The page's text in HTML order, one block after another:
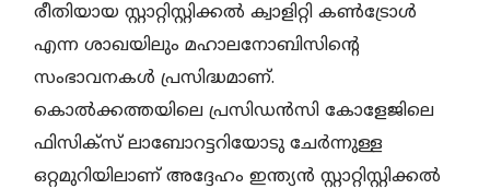
രീതിയായ സ്റ്റാറ്റിസ്റ്റിക്കല്‍ ക്വാളിറ്റി കണ്‍ട്രോള്‍
എന്ന ശാഖയിലും മഹാലനോബിസിന്റെ
സംഭാവനകള്‍ പ്രസിദ്ധമാണ്.
കൊല്‍ക്കത്തയിലെ പ്രസിഡന്‍സി കോളേജിലെ
ഫിസിക്‌സ് ലാബോറട്ടറിയോടു ചേര്‍ന്നുള്ള
ഒറ്റമുറിയിലാണ് അദ്ദേഹം ഇന്ത്യന്‍ സ്റ്റാറ്റിസ്റ്റിക്കല്‍